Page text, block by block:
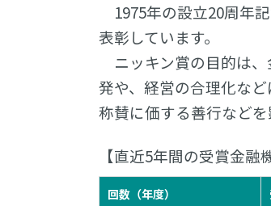
1975年の設立20周年
表彰しています。
ニッキン賞の目的は
発や、経営の合理化な
称賛に価する善行など
【直近5年間の受賞金融
回数（年度）